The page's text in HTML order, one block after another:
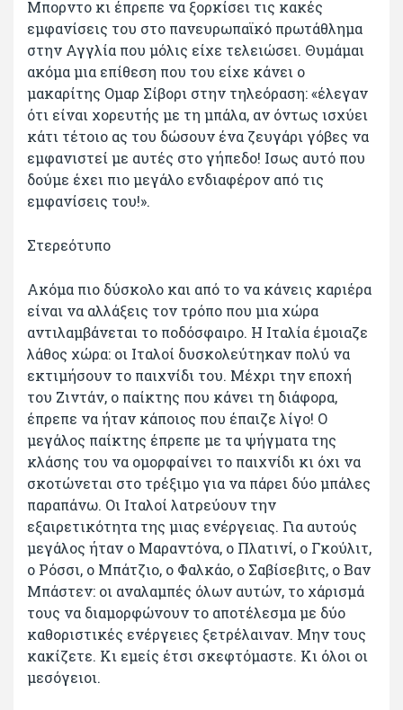
Μπορντο κι έπρεπε να ξορκίσει τις κακές
εμφανίσεις του στο πανευρωπαϊκό πρωτάθλημα
στην Αγγλία που μόλις είχε τελειώσει. Θυμάμαι
ακόμα μια επίθεση που του είχε κάνει ο
μακαρίτης Ομαρ Σίβορι στην τηλεόραση: «έλεγαν
ότι είναι χορευτής με τη μπάλα, αν όντως ισχύει
κάτι τέτοιο ας του δώσουν ένα ζευγάρι γόβες να
εμφανιστεί με αυτές στο γήπεδο! Ισως αυτό που
δούμε έχει πιο μεγάλο ενδιαφέρον από τις
εμφανίσεις του!».
Στερεότυπο
Ακόμα πιο δύσκολο και από το να κάνεις καριέρα
είναι να αλλάξεις τον τρόπο που μια χώρα
αντιλαμβάνεται το ποδόσφαιρο. Η Ιταλία έμοιαζε
λάθος χώρα: οι Ιταλοί δυσκολεύτηκαν πολύ να
εκτιμήσουν το παιχνίδι του. Μέχρι την εποχή
του Ζιντάν, ο παίκτης που κάνει τη διάφορα,
έπρεπε να ήταν κάποιος που έπαιζε λίγο! Ο
μεγάλος παίκτης έπρεπε με τα ψήγματα της
κλάσης του να ομορφαίνει το παιχνίδι κι όχι να
σκοτώνεται στο τρέξιμο για να πάρει δύο μπάλες
παραπάνω. Οι Ιταλοί λατρεύουν την
εξαιρετικότητα της μιας ενέργειας. Για αυτούς
μεγάλος ήταν ο Μαραντόνα, ο Πλατινί, ο Γκούλιτ,
ο Ρόσσι, ο Μπάτζιο, ο Φαλκάο, ο Σαβίσεβιτς, ο Βαν
Μπάστεν: οι αναλαμπές όλων αυτών, το χάρισμά
τους να διαμορφώνουν το αποτέλεσμα με δύο
καθοριστικές ενέργειες ξετρέλαιναν. Μην τους
κακίζετε. Κι εμείς έτσι σκεφτόμαστε. Κι όλοι οι
μεσόγειοι.